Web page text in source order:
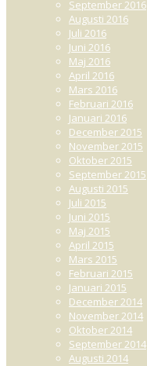
September 2016
Augusti 2016
Juli 2016
Juni 2016
Maj 2016
April 2016
Mars 2016
Februari 2016
Januari 2016
December 2015
November 2015
Oktober 2015
September 2015
Augusti 2015
Juli 2015
Juni 2015
Maj 2015
April 2015
Mars 2015
Februari 2015
Januari 2015
December 2014
November 2014
Oktober 2014
September 2014
Augusti 2014